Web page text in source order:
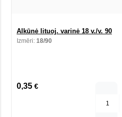
Alkūnė lituoj. varinė 18 v./v. 90
Izmēri: 18/90
0,35 €